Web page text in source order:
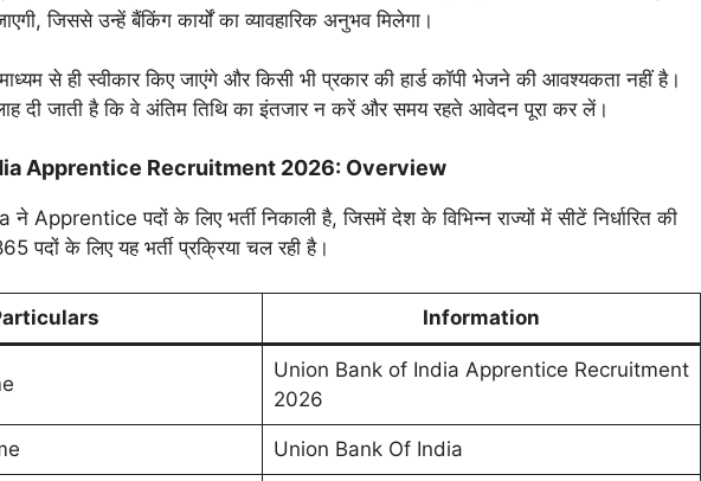
जिससे उन्हें बैंकिंग कार्यों का व्यावहारिक अनुभव मिलेगा।
से ही स्वीकार किए जाएंगे और किसी भी प्रकार की हार्ड कॉपी भेजने की आवश्यकता नहीं है।
दी जाती है कि वे अंतिम तिथि का इंतजार न करें और समय रहते आवेदन पूरा कर लें।
Apprentice Recruitment 2026: Overview
पदों के लिए भर्ती निकाली है, जिसमें देश के विभिन्न राज्यों में सीटें निर्धारित की
पदों के लिए यह भर्ती प्रक्रिया चल रही है।
Information
Union Bank of India Apprentice Recruitment
2026
Union Bank Of India